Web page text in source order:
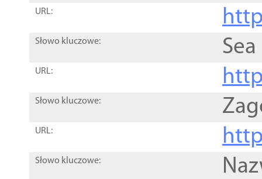
URL:
Słowo kluczowe:
URL:
Słowo kluczowe:
URL:
Słowo kluczowe: